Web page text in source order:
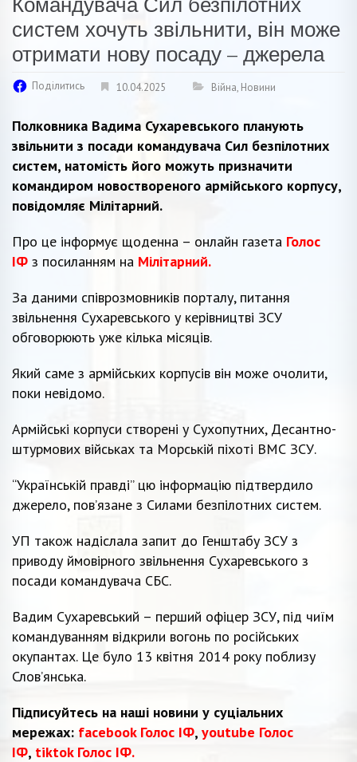
систем хочуть звільнити, він може
отримати нову посаду – джерела
Поділитись 10.04.2025 Війна, Новини
Полковника Вадима Сухаревського планують
звільнити з посади командувача Сил безпілотних
систем, натомість його можуть призначити
командиром новоствореного армійського корпусу,
повідомляє Мілітарний.
Про це інформує щоденна – онлайн газета Голос
ІФ з посиланням на Мілітарний.
За даними співрозмовників порталу, питання
звільнення Сухаревського у керівництві ЗСУ
обговорюють уже кілька місяців.
Який саме з армійських корпусів він може очолити,
поки невідомо.
Армійські корпуси створені у Сухопутних, Десантно-
штурмових військах та Морській піхоті ВМС ЗСУ.
“Українській правді” цю інформацію підтвердило
джерело, пов’язане з Силами безпілотних систем.
УП також надіслала запит до Генштабу ЗСУ з
приводу ймовірного звільнення Сухаревського з
посади командувача СБС.
Вадим Сухаревський – перший офіцер ЗСУ, під чиїм
командуванням відкрили вогонь по російських
окупантах. Це було 13 квітня 2014 року поблизу
Слов’янська.
Підписуйтесь на наші новини у суціальних
мережах: facebook Голос ІФ, youtube Голос
ІФ, tiktok Голос ІФ.